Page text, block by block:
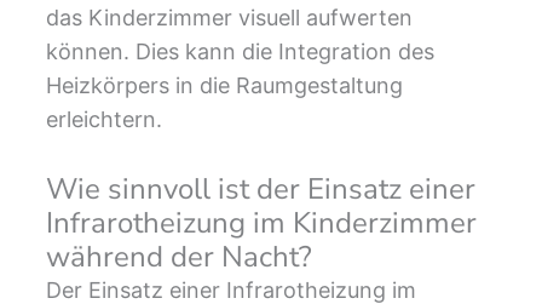
das Kinderzimmer visuell aufwerten
können. Dies kann die Integration des
Heizkörpers in die Raumgestaltung
erleichtern.
Wie sinnvoll ist der Einsatz einer
Infrarotheizung im Kinderzimmer
während der Nacht?
Der Einsatz einer Infrarotheizung im